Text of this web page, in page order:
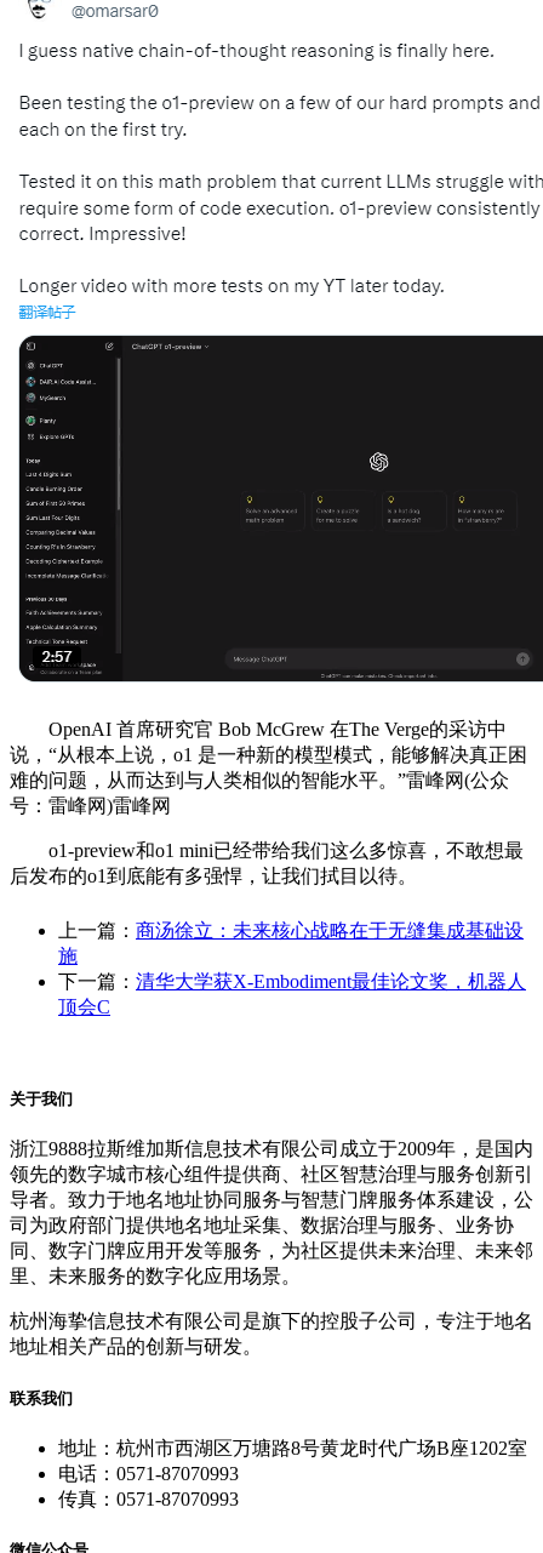
OpenAI 首席研究官 Bob McGrew 在The Verge的采访中
说，“从根本上说，o1 是一种新的模型模式，能够解决真正困
难的问题，从而达到与人类相似的智能水平。”雷峰网(公众
号：雷峰网)雷峰网
o1-preview和o1 mini已经带给我们这么多惊喜，不敢想最
后发布的o1到底能有多强悍，让我们拭目以待。
上一篇： 商汤徐立：未来核心战略在于无缝集成基础设
施
下一篇： 清华大学获X-Embodiment最佳论文奖，机器人
顶会C
关于我们
浙江9888拉斯维加斯信息技术有限公司成立于2009年，是国内
领先的数字城市核心组件提供商、社区智慧治理与服务创新引
导者。致力于地名地址协同服务与智慧门牌服务体系建设，公
司为政府部门提供地名地址采集、数据治理与服务、业务协
同、数字门牌应用开发等服务，为社区提供未来治理、未来邻
里、未来服务的数字化应用场景。
杭州海挚信息技术有限公司是旗下的控股子公司，专注于地名
地址相关产品的创新与研发。
联系我们
地址：杭州市西湖区万塘路8号黄龙时代广场B座1202室
电话：0571-87070993
传真：0571-87070993